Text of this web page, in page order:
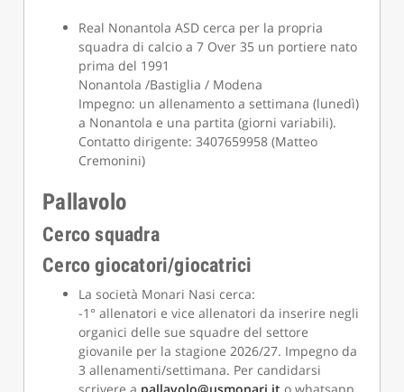
Real Nonantola ASD cerca per la propria
squadra di calcio a 7 Over 35 un portiere nato
prima del 1991
Nonantola /Bastiglia / Modena
Impegno: un allenamento a settimana (lunedì)
a Nonantola e una partita (giorni variabili).
Contatto dirigente: 3407659958 (Matteo
Cremonini)
Pallavolo
Cerco squadra
Cerco giocatori/giocatrici
La società Monari Nasi cerca:
-1° allenatori e vice allenatori da inserire negli
organici delle sue squadre del settore
giovanile per la stagione 2026/27. Impegno da
3 allenamenti/settimana. Per candidarsi